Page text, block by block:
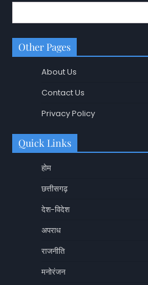
Other Pages
About Us
Contact Us
Privacy Policy
Quick Links
होम
छत्तीसगढ़
देश-विदेश
अपराध
राजनीति
मनोरंजन